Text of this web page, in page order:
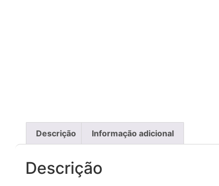
Descrição Informação adicional
Descrição